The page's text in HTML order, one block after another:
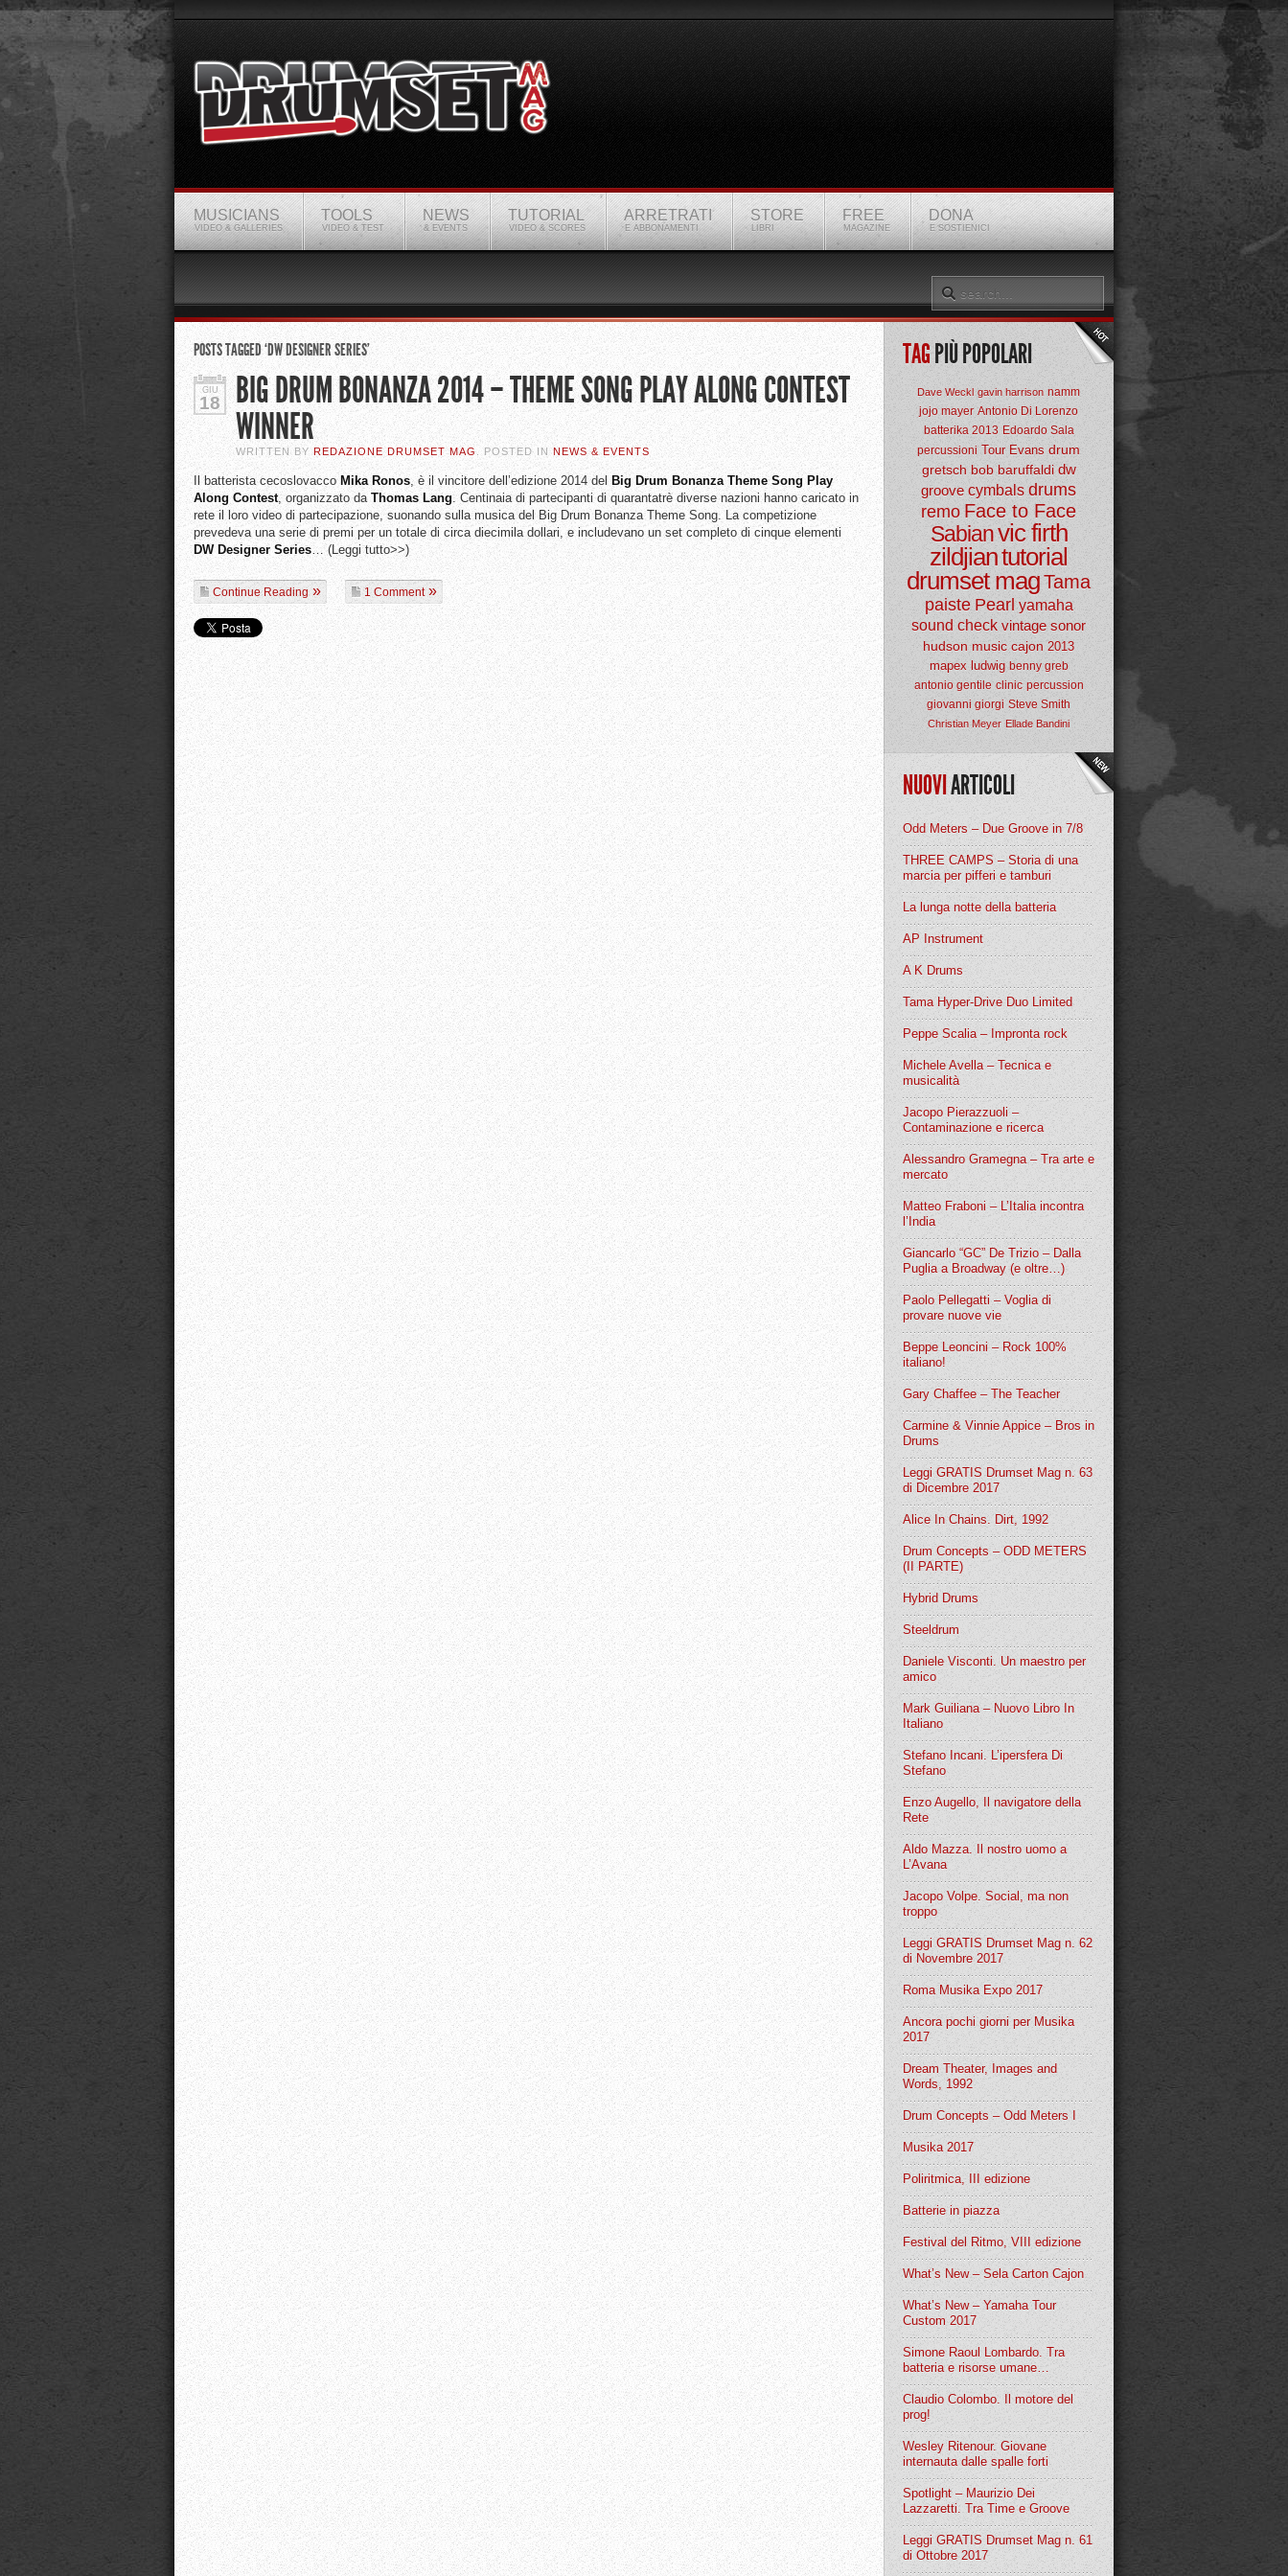
MUSICIANS
VIDEO & GALLERIES
TOOLS
VIDEO & TEST
NEWS
& EVENTS
TUTORIAL
VIDEO & SCORES
ARRETRATI
E ABBONAMENTI
STORE
LIBRI
FREE
MAGAZINE
DONA
E SOSTIENICI
POSTS TAGGED ‘DW DESIGNER SERIES’
GIU
18
BIG DRUM BONANZA 2014 – THEME SONG PLAY ALONG CONTEST
WINNER
WRITTEN BY REDAZIONE DRUMSET MAG . POSTED IN NEWS & EVENTS
Il batterista cecoslovacco Mika Ronos, è il vincitore dell’edizione 2014 del Big Drum Bonanza Theme Song Play
Along Contest, organizzato da Thomas Lang. Centinaia di partecipanti di quarantatrè diverse nazioni hanno caricato in
rete il loro video di partecipazione, suonando sulla musica del Big Drum Bonanza Theme Song. La competizione
prevedeva una serie di premi per un totale di circa diecimila dollari, e includevano un set completo di cinque elementi
DW Designer Series… (Leggi tutto>>)
Continue Reading 1 Comment
TAGPIÙ POPOLARI
Dave Weckl gavin harrison namm
jojo mayer Antonio Di Lorenzo
batterika 2013 Edoardo Sala
percussioni Tour Evans drum
gretsch bob baruffaldi dw
groove cymbals drums
remo Face to Face
Sabianvic firth
zildjiantutorial
drumset magTama
paiste Pearl yamaha
sound check vintage sonor
hudson music cajon 2013
mapex ludwig benny greb
antonio gentile clinic percussion
giovanni giorgi Steve Smith
Christian Meyer Ellade Bandini
NUOVIARTICOLI
Odd Meters – Due Groove in 7/8
THREE CAMPS – Storia di una
marcia per pifferi e tamburi
La lunga notte della batteria
AP Instrument
A K Drums
Tama Hyper-Drive Duo Limited
Peppe Scalia – Impronta rock
Michele Avella – Tecnica e
musicalità
Jacopo Pierazzuoli –
Contaminazione e ricerca
Alessandro Gramegna – Tra arte e
mercato
Matteo Fraboni – L’Italia incontra
l’India
Giancarlo “GC” De Trizio – Dalla
Puglia a Broadway (e oltre…)
Paolo Pellegatti – Voglia di
provare nuove vie
Beppe Leoncini – Rock 100%
italiano!
Gary Chaffee – The Teacher
Carmine & Vinnie Appice – Bros in
Drums
Leggi GRATIS Drumset Mag n. 63
di Dicembre 2017
Alice In Chains. Dirt, 1992
Drum Concepts – ODD METERS
(II PARTE)
Hybrid Drums
Steeldrum
Daniele Visconti. Un maestro per
amico
Mark Guiliana – Nuovo Libro In
Italiano
Stefano Incani. L’ipersfera Di
Stefano
Enzo Augello, Il navigatore della
Rete
Aldo Mazza. Il nostro uomo a
L’Avana
Jacopo Volpe. Social, ma non
troppo
Leggi GRATIS Drumset Mag n. 62
di Novembre 2017
Roma Musika Expo 2017
Ancora pochi giorni per Musika
2017
Dream Theater, Images and
Words, 1992
Drum Concepts – Odd Meters I
Musika 2017
Poliritmica, III edizione
Batterie in piazza
Festival del Ritmo, VIII edizione
What’s New – Sela Carton Cajon
What’s New – Yamaha Tour
Custom 2017
Simone Raoul Lombardo. Tra
batteria e risorse umane…
Claudio Colombo. Il motore del
prog!
Wesley Ritenour. Giovane
internauta dalle spalle forti
Spotlight – Maurizio Dei
Lazzaretti. Tra Time e Groove
Leggi GRATIS Drumset Mag n. 61
di Ottobre 2017